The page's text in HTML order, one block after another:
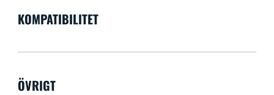
KOMPATIBILITET
ÖVRIGT